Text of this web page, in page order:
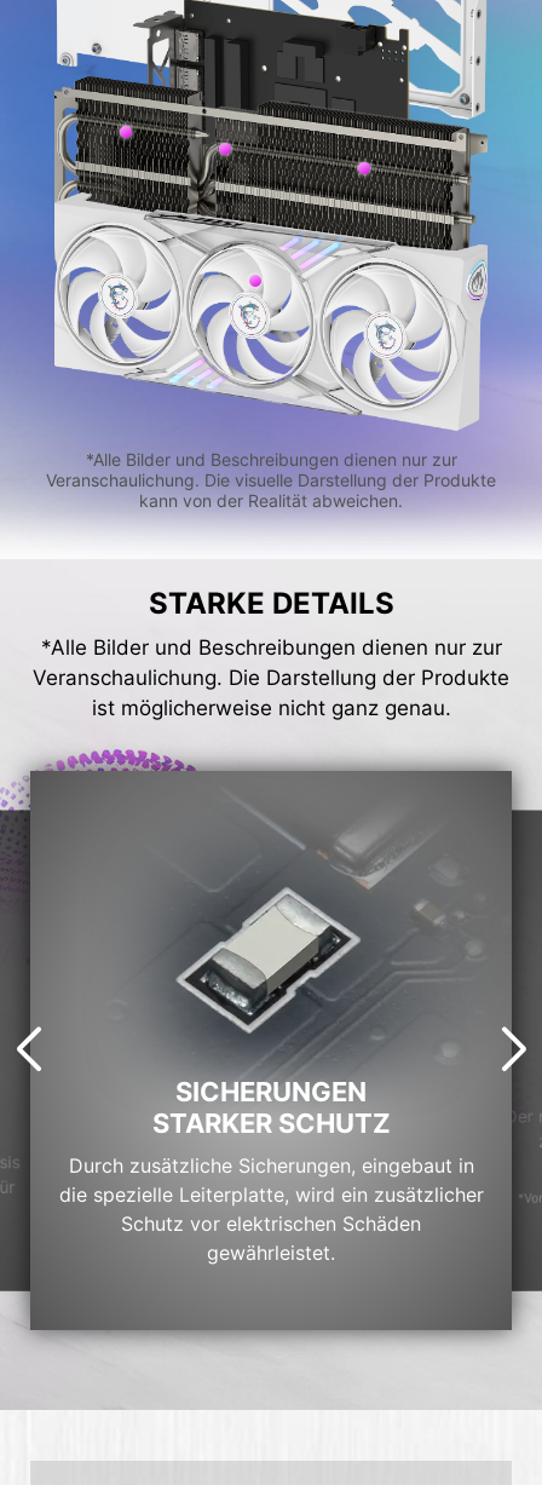
*Alle Bilder und Beschreibungen dienen nur zur
Veranschaulichung. Die visuelle Darstellung der Produkte
kann von der Realität abweichen.
STARKE DETAILS
*Alle Bilder und Beschreibungen dienen nur zur
Veranschaulichung. Die Darstellung der Produkte
ist möglicherweise nicht ganz genau.
SICHERUNGEN
STARKER SCHUTZ
Durch zusätzliche Sicherungen, eingebaut in
die spezielle Leiterplatte, wird ein zusätzlicher
Schutz vor elektrischen Schäden
gewährleistet.